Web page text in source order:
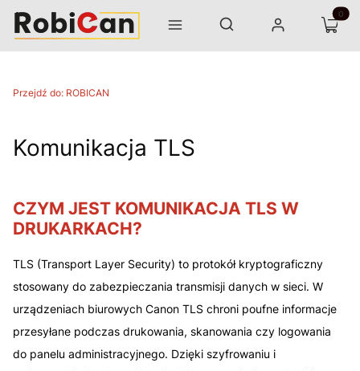
Menu Otwórz wyszukiwarkę
Szukaj Zaloguj się Koszyk
Przejdź do: ROBICAN
Komunikacja TLS
CZYM JEST KOMUNIKACJA TLS W
DRUKARKACH?
TLS (Transport Layer Security) to protokół kryptograficzny
stosowany do zabezpieczania transmisji danych w sieci. W
urządzeniach biurowych Canon TLS chroni poufne informacje
przesyłane podczas drukowania, skanowania czy logowania
do panelu administracyjnego. Dzięki szyfrowaniu i